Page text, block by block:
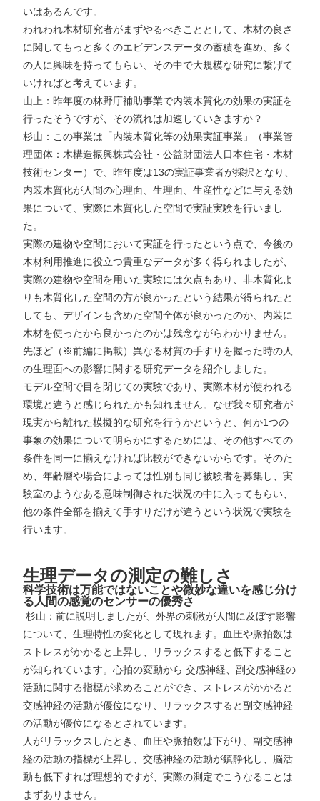
いはあるんです。
われわれ木材研究者がまずやるべきこととして、木材の良さ
に関してもっと多くのエビデンスデータの蓄積を進め、多く
の人に興味を持ってもらい、その中で大規模な研究に繋げて
いければと考えています。
山上：昨年度の林野庁補助事業で内装木質化の効果の実証を
行ったそうですが、その流れは加速していきますか？
杉山：この事業は「内装木質化等の効果実証事業」（事業管
理団体：木構造振興株式会社・公益財団法人日本住宅・木材
技術センター）で、昨年度は13の実証事業者が採択となり、
内装木質化が人間の心理面、生理面、生産性などに与える効
果について、実際に木質化した空間で実証実験を行いまし
た。
実際の建物や空間において実証を行ったという点で、今後の
木材利用推進に役立つ貴重なデータが多く得られましたが、
実際の建物や空間を用いた実験には欠点もあり、非木質化よ
りも木質化した空間の方が良かったという結果が得られたと
しても、デザインも含めた空間全体が良かったのか、内装に
木材を使ったから良かったのかは残念ながらわかりません。
先ほど（※前編に掲載）異なる材質の手すりを握った時の人
の生理面への影響に関する研究データを紹介しました。
モデル空間で目を閉じての実験であり、実際木材が使われる
環境と違うと感じられたかも知れません。なぜ我々研究者が
現実から離れた模擬的な研究を行うかというと、何か1つの
事象の効果について明らかにするためには、その他すべての
条件を同一に揃えなければ比較ができないからです。そのた
め、年齢層や場合によっては性別も同じ被験者を募集し、実
験室のようなある意味制御された状況の中に入ってもらい、
他の条件全部を揃えて手すりだけが違うという状況で実験を
行います。
生理データの測定の難しさ
科学技術は万能ではないことや微妙な違いを感じ分け
る人間の感覚のセンサーの優秀さ
杉山：前に説明しましたが、外界の刺激が人間に及ぼす影響
について、生理特性の変化として現れます。血圧や脈拍数は
ストレスがかかると上昇し、リラックスすると低下すること
が知られています。心拍の変動から 交感神経、副交感神経の
活動に関する指標が求めることができ、ストレスがかかると
交感神経の活動が優位になり、リラックスすると副交感神経
の活動が優位になるとされています。
人がリラックスしたとき、血圧や脈拍数は下がり、副交感神
経の活動の指標が上昇し、交感神経の活動が鎮静化し、脳活
動も低下すれば理想的ですが、実際の測定でこうなることは
まずありません。